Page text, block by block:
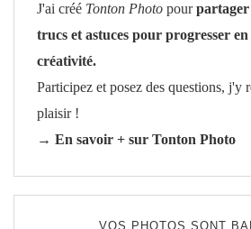
J'ai créé Tonton Photo pourpartager
trucs et astuces pour progresser
créativité.
Participez et posez des questions, j'y
plaisir !
→ En savoir + sur Tonton Photo
VOS PHOTOS SONT